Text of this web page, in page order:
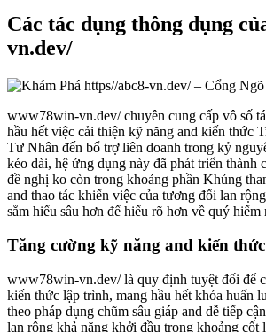
Các tác dụng thông dụng
vn.dev/
www78win-vn.dev/ chuyên cung cấp vô số
hầu hết việc cải thiện kỹ năng and kiến thức
Tư Nhân đến bổ trợ liên doanh trong kỷ
kéo dài, hệ ứng dụng này đã phát triển thành
đề nghị ko còn trong khoảng phần Khủng
and thao tác khiến việc của tương đối lan
sắm hiểu sâu hơn để hiểu rõ hơn về quý
Tăng cường kỹ năng and kiến
www78win-vn.dev/ là quy định tuyệt đối để
kiến thức lập trình, mang hầu hết khóa huấn
theo pháp dụng chũm sâu giáp and dễ tiếp
lan rộng khả năng khởi đầu trong khoảng cốt